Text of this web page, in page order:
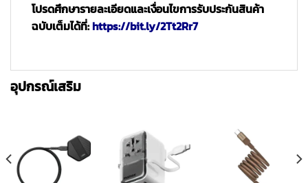
โปรดศึกษารายละเอียดและเงื่อนไขการรับประกันสินค้า
ฉบับเต็มได้ที่:https://bit.ly/2Tt2Rr7
อุปกรณ์เสริม